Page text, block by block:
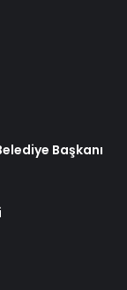
Başkanı